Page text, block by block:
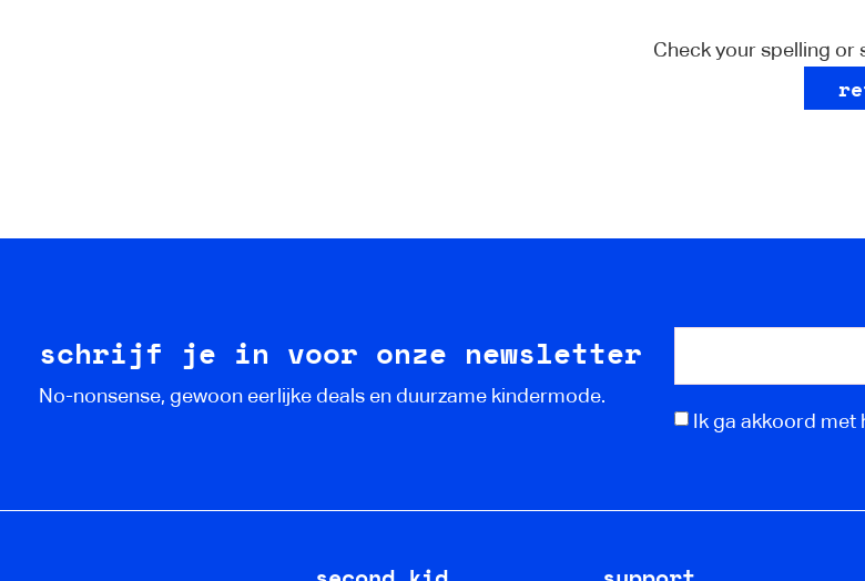
Check your spelling or
schrijf je in voor onze newsletter
No-nonsense, gewoon eerlijke deals en duurzame kindermode.
Ik ga akkoord